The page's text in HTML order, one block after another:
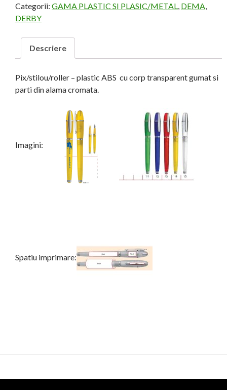
Categorii: GAMA PLASTIC SI PLASIC/METAL DEMA
DERBY
Descriere
Pix/stilou/roller – plastic ABS cu corp transparent gumat si
parti din alama cromata.
Imagini:
Spatiu imprimare: